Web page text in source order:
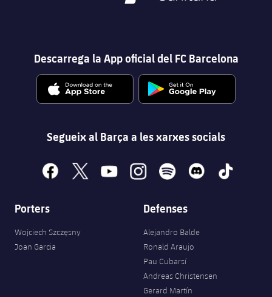
Descarrega la App oficial del FC Barcelona
Segueix al Barça a les xarxes socials
facebook
x youtubeinstagramspotify discord tiktok
Porters
Wojciech Szczęsny
Joan Garcia
Defenses
Alejandro Balde
Ronald Araujo
Pau Cubarsí
Andreas Christensen
Gerard Martín